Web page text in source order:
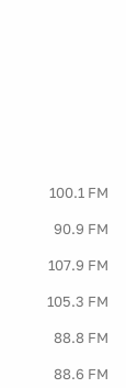
100.1 FM
90.9 FM
107.9 FM
105.3 FM
88.8 FM
88.6 FM